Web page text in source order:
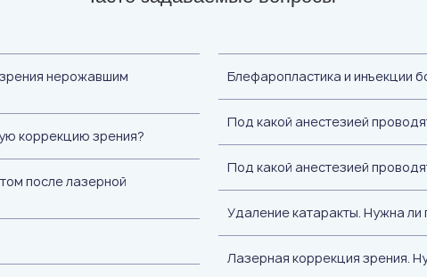
нерожавшим
коррекцию зрения?
после лазерной
Блефаропластика и инъекции
Под какой анестезией
Под какой анестезией
Удаление катаракты. Нужна ли
Лазерная коррекция зрения.